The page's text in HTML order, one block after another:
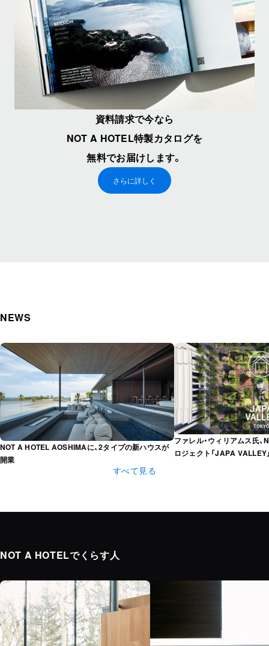
資料請求で今なら
NOT A HOTEL特製カタログを
無料でお届けします。
さらに詳しく
NEWS
NOT A HOTEL AOSHIMAに、2タイプの新ハウスが
開業
ファレル・ウィリアムス氏
ロジェクト「JAPA VALLEY
すべて見る
NOT A HOTELでくらす人